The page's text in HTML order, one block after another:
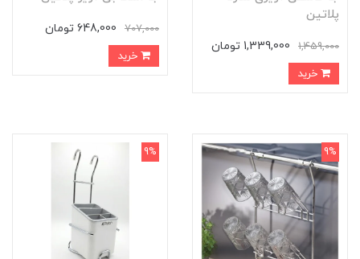
پلاتین
1,459,000 1,339,000 تومان
707,000 648,000 تومان
9%
9%